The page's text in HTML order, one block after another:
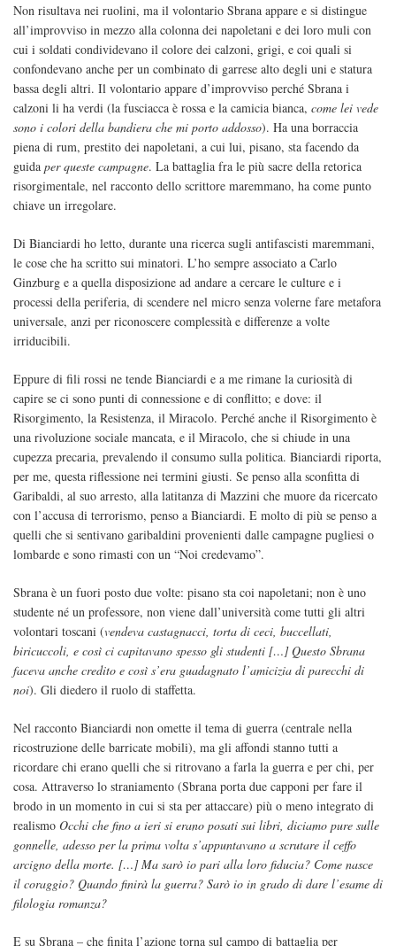
Non risultava nei ruolini, ma il volontario Sbrana appare e si distingue
all’improvviso in mezzo alla colonna dei napoletani e dei loro muli con
cui i soldati condividevano il colore dei calzoni, grigi, e coi quali si
confondevano anche per un combinato di garrese alto degli uni e statura
bassa degli altri. Il volontario appare d’improvviso perché Sbrana i
calzoni li ha verdi (la fusciacca è rossa e la camicia bianca, come lei vede
sono i colori della bandiera che mi porto addosso). Ha una borraccia
piena di rum, prestito dei napoletani, a cui lui, pisano, sta facendo da
guida per queste campagne. La battaglia fra le più sacre della retorica
risorgimentale, nel racconto dello scrittore maremmano, ha come punto
chiave un irregolare.
Di Bianciardi ho letto, durante una ricerca sugli antifascisti maremmani,
le cose che ha scritto sui minatori. L’ho sempre associato a Carlo
Ginzburg e a quella disposizione ad andare a cercare le culture e i
processi della periferia, di scendere nel micro senza volerne fare metafora
universale, anzi per riconoscere complessità e differenze a volte
irriducibili.
Eppure di fili rossi ne tende Bianciardi e a me rimane la curiosità di
capire se ci sono punti di connessione e di conflitto; e dove: il
Risorgimento, la Resistenza, il Miracolo. Perché anche il Risorgimento è
una rivoluzione sociale mancata, e il Miracolo, che si chiude in una
cupezza precaria, prevalendo il consumo sulla politica. Bianciardi riporta,
per me, questa riflessione nei termini giusti. Se penso alla sconfitta di
Garibaldi, al suo arresto, alla latitanza di Mazzini che muore da ricercato
con l’accusa di terrorismo, penso a Bianciardi. E molto di più se penso a
quelli che si sentivano garibaldini provenienti dalle campagne pugliesi o
lombarde e sono rimasti con un “Noi credevamo”.
Sbrana è un fuori posto due volte: pisano sta coi napoletani; non è uno
studente né un professore, non viene dall’università come tutti gli altri
volontari toscani (vendeva castagnacci, torta di ceci, buccellati,
biricuccoli, e così ci capitavano spesso gli studenti […] Questo Sbrana
faceva anche credito e così s’era guadagnato l’amicizia di parecchi di
noi). Gli diedero il ruolo di staffetta.
Nel racconto Bianciardi non omette il tema di guerra (centrale nella
ricostruzione delle barricate mobili), ma gli affondi stanno tutti a
ricordare chi erano quelli che si ritrovano a farla la guerra e per chi, per
cosa. Attraverso lo straniamento (Sbrana porta due capponi per fare il
brodo in un momento in cui si sta per attaccare) più o meno integrato di
realismo Occhi che fino a ieri si erano posati sui libri, diciamo pure sulle
gonnelle, adesso per la prima volta s’appuntavano a scrutare il ceffo
arcigno della morte. […] Ma sarò io pari alla loro fiducia? Come nasce
il coraggio? Quando finirà la guerra? Sarò io in grado di dare l’esame di
filologia romanza?
E su Sbrana – che finita l’azione torna sul campo di battaglia per